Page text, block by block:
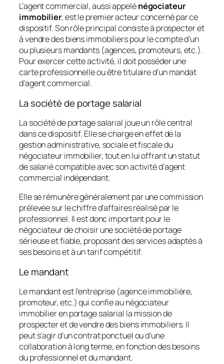
L’agent commercial, aussi appelénégociateur
immobilier, est le premier acteur concerné par ce
dispositif. Son rôle principal consiste à prospecter et
à vendre des biens immobiliers pour le compte d’un
ou plusieurs mandants (agences, promoteurs, etc.).
Pour exercer cette activité, il doit posséder une
carte professionnelleou être titulaire d’unmandat
d’agent commercial.
La société de portage salarial
La société de portage salarial joue un rôle central
dans ce dispositif. Elle se charge en effet de la
gestion administrative, sociale et fiscale du
négociateur immobilier, tout en lui offrant un statut
de salarié compatible avec son activité d’agent
commercial indépendant.
Elle se rémunère généralement par une commission
prélevée sur le chiffre d’affaires réalisé par le
professionnel. Il est donc important pour le
négociateur de choisir une société de portage
sérieuse et fiable, proposant des services adaptés à
ses besoins et à un tarif compétitif.
Le mandant
Le mandant est l’entreprise (agence immobilière,
promoteur, etc.) qui confie au négociateur
immobilier en portage salarial la mission de
prospecter et de vendre des biens immobiliers. Il
peut s’agir d’un contrat ponctuel ou d’une
collaboration à long terme, en fonction des besoins
du professionnel et du mandant.